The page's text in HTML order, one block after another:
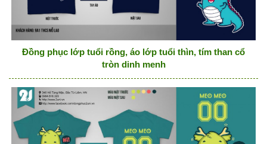
Đồng phục lớp tuổi rồng, áo lớp tuổi thìn, tím than cổ
tròn dinh menh